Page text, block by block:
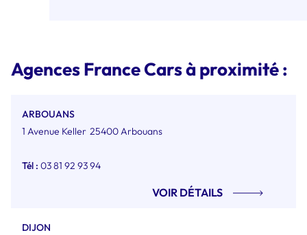
Agences France Cars à proximité :
ARBOUANS
1 Avenue Keller 25400 Arbouans
Tél : 03 81 92 93 94
VOIR DÉTAILS
DIJON